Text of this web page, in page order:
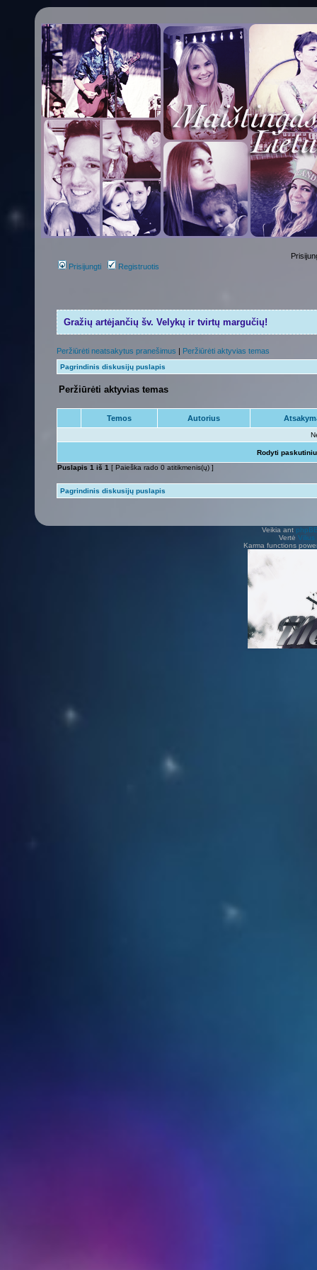
Prisijungti Registruotis
Gražių artėjančių šv. Velykų ir tvirtų margučių!
Peržiūrėti neatsakytus pranešimus | Peržiūrėti aktyvias temas
Pagrindinis diskusijų puslapis
Peržiūrėti aktyvias temas
Temos Autorius
Rodyti
Puslapis 1 iš 1 [ Paieška rado 0 atitikmenis(ų) ]
Pagrindinis diskusijų puslapis
Veikia ant
Vertė Vilius
Karma functions